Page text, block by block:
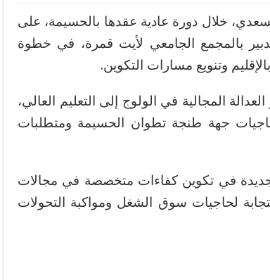
خلال دورة عادية عقدها بالحسيمة، على
بالمجمع الجامعي لأيت قمرة، في خطوة
وتنويع مسارات التكوين.
المجالية في الولوج إلى التعليم العالي،
حاجيات جهة طنجة تطوان الحسيمة ومتطلبات
في تكوين كفاءات متخصصة في مجالات
لحاجيات سوق الشغل ومواكبة التحولات